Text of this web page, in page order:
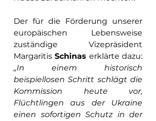
Der für die Förderung unserer
europäischen Lebensweise
zuständige Vizepräsident
Margaritis Schinas
„In einem historisch
beispiellosen Schritt schlägt die
Kommission heute vor,
Flüchtlingen aus der Ukraine
einen sofortigen Schutz in der